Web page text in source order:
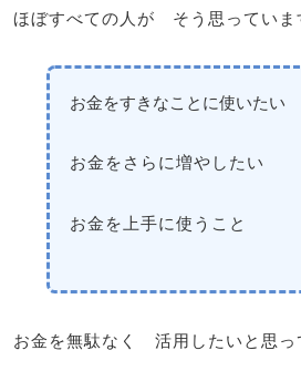
ほぼすべての人が そう思っていま
お金をすきなことに使いたい
お金をさらに増やしたい
お金を上手に使うこと
お金を無駄なく 活用したいと思っ